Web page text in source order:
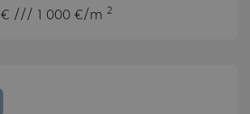
€ /// 1 000 €/m 2